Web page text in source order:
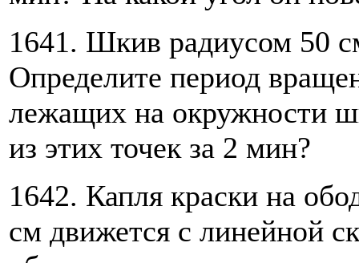
1641. Шкив радиусом 50
Определите период
лежащих на окружности
из этих точек за 2 мин?
1642. Капля краски на
см движется с линейной